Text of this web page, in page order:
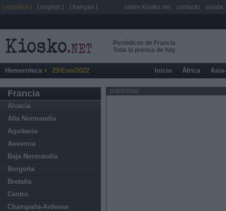
Periódicos de Francia
Toda la prensa de hoy
Hemeroteca 29/Ene/2022 Inicio África
Francia
Alsacia
Alta Normandía
Aquitania
Auvernia
Baja Normandía
Borgoña
Bretaña
Centro
Champaña-Ardenas
publicidad
[ español ] [ english ] [ français ] sobre Kiosko.net contacto ayuda